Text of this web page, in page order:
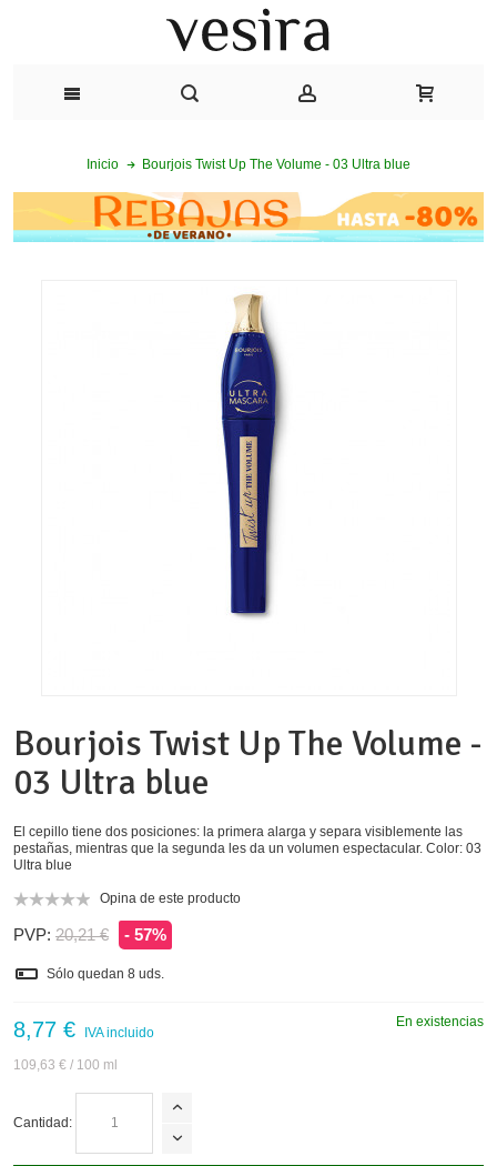
Inicio Bourjois Twist Up The Volume - 03 Ultra blue
Bourjois Twist Up The Volume -
03 Ultra blue
El cepillo tiene dos posiciones: la primera alarga y separa visiblemente las
pestañas, mientras que la segunda les da un volumen espectacular. Color: 03
Ultra blue
Opina de este producto
PVP: 20,21 € - 57%
Sólo quedan 8 uds.
En existencias
8,77 € IVA incluido
109,63 € / 100 ml
Cantidad: